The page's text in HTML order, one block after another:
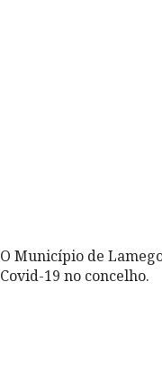
O Município de
Covid-19 no concelho.